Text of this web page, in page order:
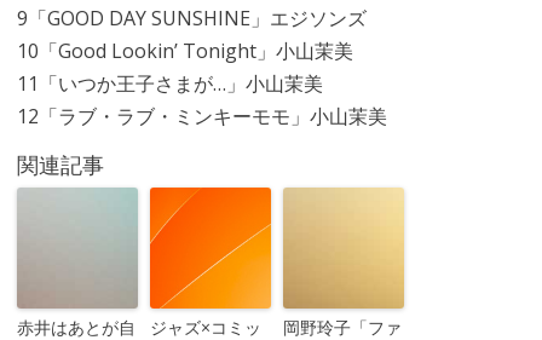
9「GOOD DAY SUNSHINE」エジソンズ
10「Good Lookin’ Tonight」小山茉美
11「いつか王子さまが…」小山茉美
12「ラブ・ラブ・ミンキーモモ」小山茉美
関連記事
赤井はあとが自
ジャズ×コミッ
岡野玲子「ファ